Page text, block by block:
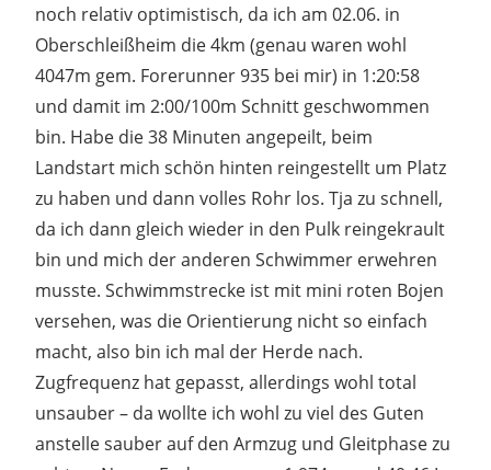
noch relativ optimistisch, da ich am 02.06. in
Oberschleißheim die 4km (genau waren wohl
4047m gem. Forerunner 935 bei mir) in 1:20:58
und damit im 2:00/100m Schnitt geschwommen
bin. Habe die 38 Minuten angepeilt, beim
Landstart mich schön hinten reingestellt um Platz
zu haben und dann volles Rohr los. Tja zu schnell,
da ich dann gleich wieder in den Pulk reingekrault
bin und mich der anderen Schwimmer erwehren
musste. Schwimmstrecke ist mit mini roten Bojen
versehen, was die Orientierung nicht so einfach
macht, also bin ich mal der Herde nach.
Zugfrequenz hat gepasst, allerdings wohl total
unsauber – da wollte ich wohl zu viel des Guten
anstelle sauber auf den Armzug und Gleitphase zu